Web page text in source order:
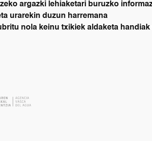
argazki lehiaketari buruzko
urarekin duzun harremana
nola keinu txikiek aldaketa handiak